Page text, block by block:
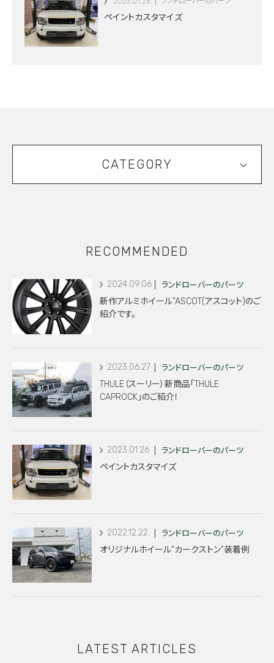
ペイントカスタマイズ
CATEGORY
RECOMMENDED
2024.09.06 ランドローバーのパーツ
新作アルミホイール”ASCOT(アスコット)のご
紹介です。
2023.06.27 ランドローバーのパーツ
THULE（スーリー）新商品「THULE
CAPROCK」のご紹介！
2023.01.26 ランドローバーのパーツ
ペイントカスタマイズ
2022.12.22 ランドローバーのパーツ
オリジナルホイール”カークストン”装着例
LATEST ARTICLES